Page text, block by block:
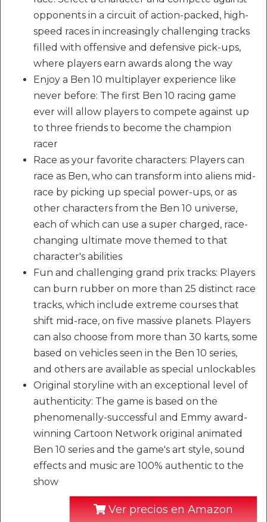
opponents in a circuit of action-packed, high-
speed races in increasingly challenging tracks
filled with offensive and defensive pick-ups,
where players earn awards along the way
Enjoy a Ben 10 multiplayer experience like
never before: The first Ben 10 racing game
ever will allow players to compete against up
to three friends to become the champion
racer
Race as your favorite characters: Players can
race as Ben, who can transform into aliens mid-
race by picking up special power-ups, or as
other characters from the Ben 10 universe,
each of which can use a super charged, race-
changing ultimate move themed to that
character's abilities
Fun and challenging grand prix tracks: Players
can burn rubber on more than 25 distinct race
tracks, which include extreme courses that
shift mid-race, on five massive planets. Players
can also choose from more than 30 karts, some
based on vehicles seen in the Ben 10 series,
and others are available as special unlockables
Original storyline with an exceptional level of
authenticity: The game is based on the
phenomenally-successful and Emmy award-
winning Cartoon Network original animated
Ben 10 series and the game's art style, sound
effects and music are 100% authentic to the
show
Ver precios en Amazon